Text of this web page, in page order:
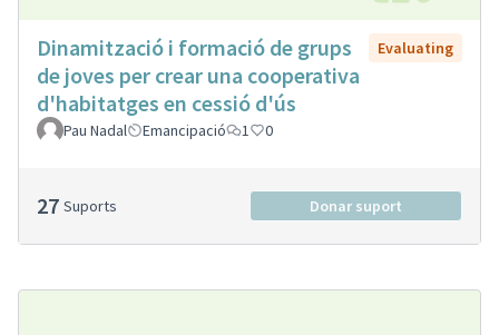
Dinamització i formació de grups
de joves per crear una cooperativa
d'habitatges en cessió d'ús
Evaluating
Pau Nadal Emancipació 1 0
27 Suports Donar suport